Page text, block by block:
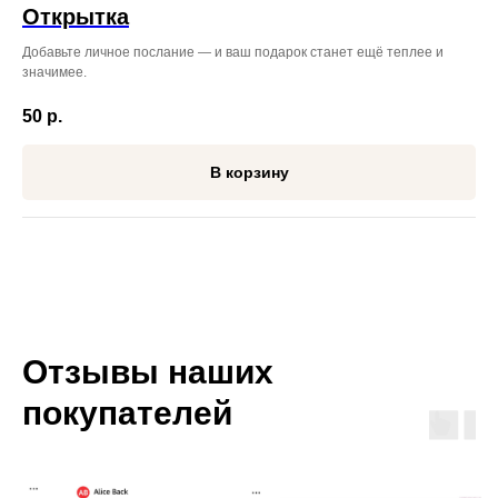
Открытка
Добавьте личное послание — и ваш подарок станет ещё теплее и
значимее.
50 р.
В корзину
Отзывы наших
покупателей